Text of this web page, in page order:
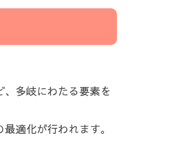
多岐にわたる要素を
適化が行われます。